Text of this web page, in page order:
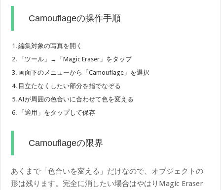
Camouflageの操作手順
編集対象の写真を開く
「ツール」→「Magic Eraser」をタップ
画面下のメニューから「Camouflage」を選択
目立たなくしたい部分を指でなぞる
AIが周囲の色合いに合わせて色を変える
「適用」をタップして保存
Camouflageの限界
あくまで「色合いを変える」だけなので、オブジェクトの
形は残ります。完全に消したい場合はやはりMagic Eraser